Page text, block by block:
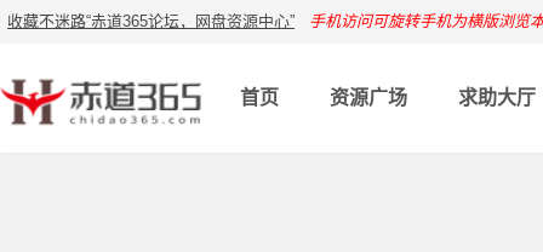
收藏不迷路“赤道365论坛，网盘资源中心” 手机访问可旋转手机为横版浏览
首页 资源广场 求助大厅